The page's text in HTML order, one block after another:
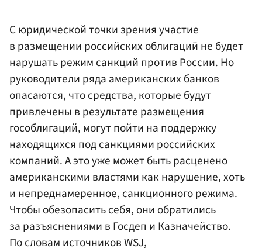
С юридической точки зрения участие
в размещении российских облигаций не будет
нарушать режим санкций против России. Но
руководители ряда американских банков
опасаются, что средства, которые будут
привлечены в результате размещения
гособлигаций, могут пойти на поддержку
находящихся под санкциями российских
компаний. А это уже может быть расценено
американскими властями как нарушение, хоть
и непреднамеренное, санкционного режима.
Чтобы обезопасить себя, они обратились
за разъяснениями в Госдеп и Казначейство.
По словам источников WSJ,